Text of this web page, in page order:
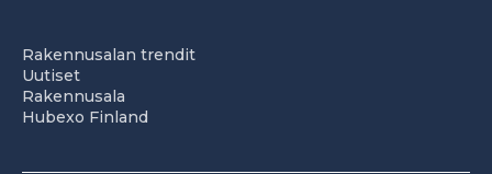
Rakennusalan trendit
Uutiset
Rakennusala
Hubexo Finland